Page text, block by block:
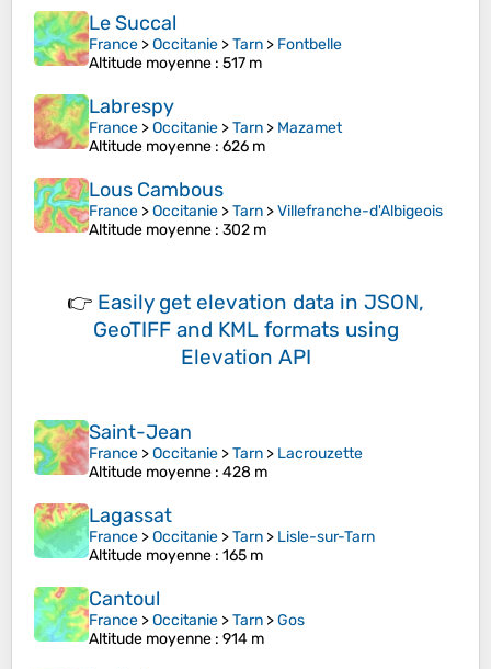
Le Succal
France >Occitanie >Tarn > Fontbelle
Altitude moyenne : 517 m
Labrespy
France >Occitanie >Tarn > Mazamet
Altitude moyenne : 626 m
Lous Cambous
France >Occitanie >Tarn >Villefranche-d'Albigeois
Altitude moyenne : 302 m
👉 Easily get elevation data in JSON,
GeoTIFF and KML formats using
Elevation API
Saint-Jean
France >Occitanie >Tarn > Lacrouzette
Altitude moyenne : 428 m
Lagassat
France >Occitanie >Tarn > Lisle-sur-Tarn
Altitude moyenne : 165 m
Cantoul
France >Occitanie >Tarn >Gos
Altitude moyenne : 914 m